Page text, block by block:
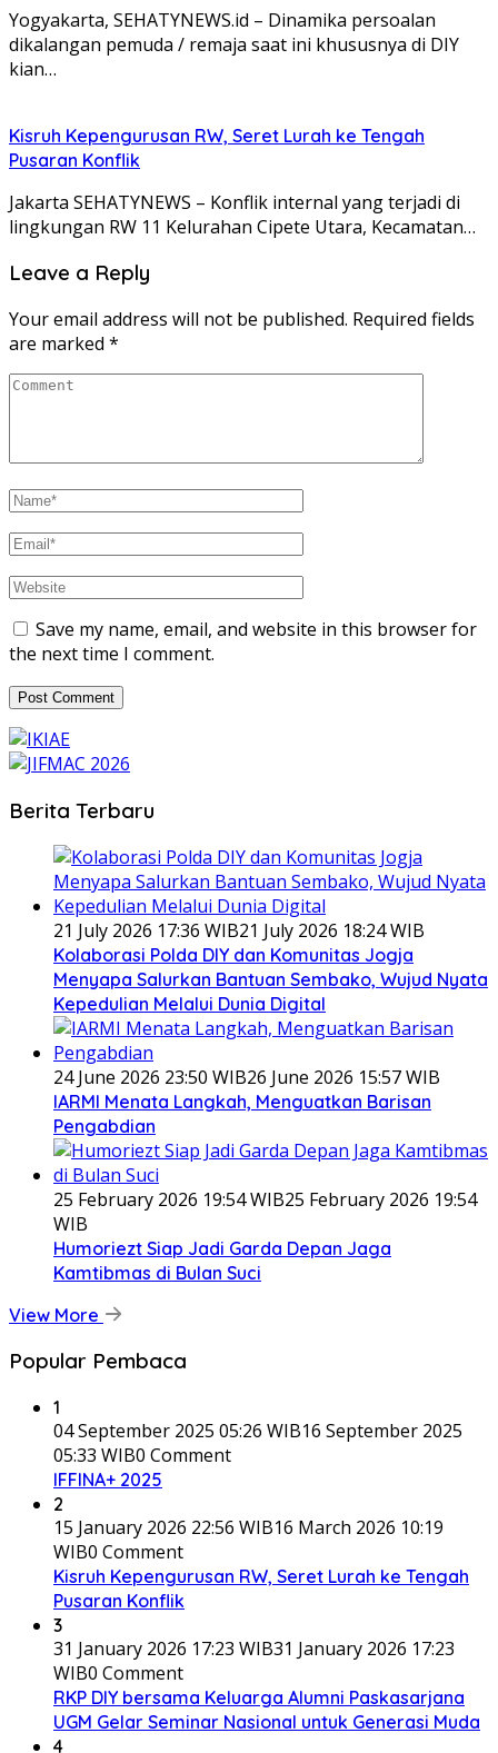
Yogyakarta, SEHATYNEWS.id – Dinamika persoalan
dikalangan pemuda / remaja saat ini khususnya di DIY
kian…
Kisruh Kepengurusan RW, Seret Lurah ke Tengah
Pusaran Konflik
Jakarta SEHATYNEWS – Konflik internal yang terjadi di
lingkungan RW 11 Kelurahan Cipete Utara, Kecamatan…
Leave a Reply
Your email address will not be published. Required fields
are marked *
Save my name, email, and website in this browser for
the next time I comment.
Berita Terbaru
21 July 2026 17:36 WIB21 July 2026 18:24 WIB
Kolaborasi Polda DIY dan Komunitas Jogja
Menyapa Salurkan Bantuan Sembako, Wujud Nyata
Kepedulian Melalui Dunia Digital
24 June 2026 23:50 WIB26 June 2026 15:57 WIB
IARMI Menata Langkah, Menguatkan Barisan
Pengabdian
25 February 2026 19:54 WIB25 February 2026 19:54
WIB
Humoriezt Siap Jadi Garda Depan Jaga
Kamtibmas di Bulan Suci
View More
Popular Pembaca
1
04 September 2025 05:26 WIB16 September 2025
05:33 WIB0 Comment
IFFINA+ 2025
2
15 January 2026 22:56 WIB16 March 2026 10:19
WIB0 Comment
Kisruh Kepengurusan RW, Seret Lurah ke Tengah
Pusaran Konflik
3
31 January 2026 17:23 WIB31 January 2026 17:23
WIB0 Comment
RKP DIY bersama Keluarga Alumni Paskasarjana
UGM Gelar Seminar Nasional untuk Generasi Muda
4